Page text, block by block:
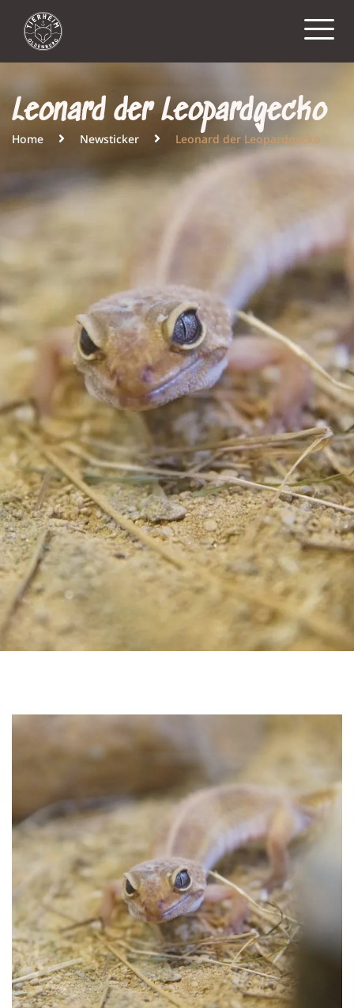
Leonard der Leopardgecko
Home Newsticker Leonard der Leopardgecko